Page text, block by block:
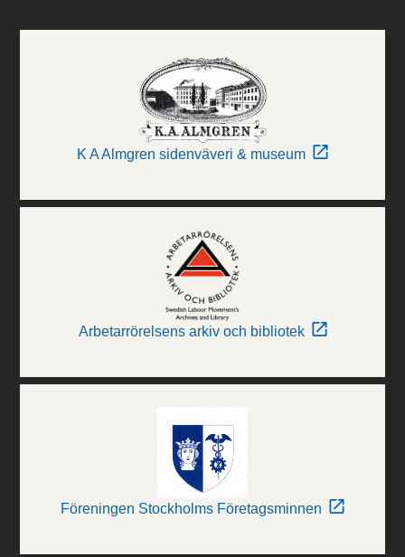
K A Almgren sidenväveri & museum
Arbetarrörelsens arkiv och bibliotek
Föreningen Stockholms Företagsminnen